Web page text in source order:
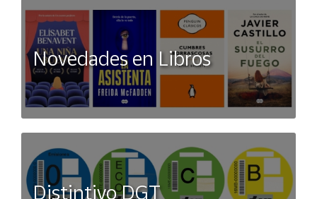
Novedades en Libros
Distintivo DGT